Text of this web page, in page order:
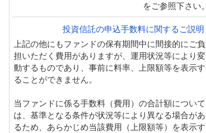
をご参照下さい。
投資信託の申込手数料に関するご説明
上記の他にもファンドの保有期間中に間接的にご負
担いただく費用がありますが、運用状況等により変
動するものであり、事前に料率、上限額等を表示す
ることができません。
当ファンドに係る手数料（費用）の合計額について
は、基準となる条件が状況等により異なる場合があ
るため、あらかじめ当該費用（上限額等）を表示す